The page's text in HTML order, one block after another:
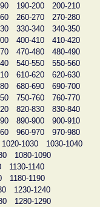
190-200
200-210
260-270
270-280
330-340
340-350
400-410
410-420
470-480
480-490
540-550
550-560
610-620
620-630
680-690
690-700
750-760
760-770
820-830
830-840
890-900
900-910
960-970
970-980
1020-1030
1030-1040
1080-1090
1130-1140
1180-1190
1230-1240
1280-1290